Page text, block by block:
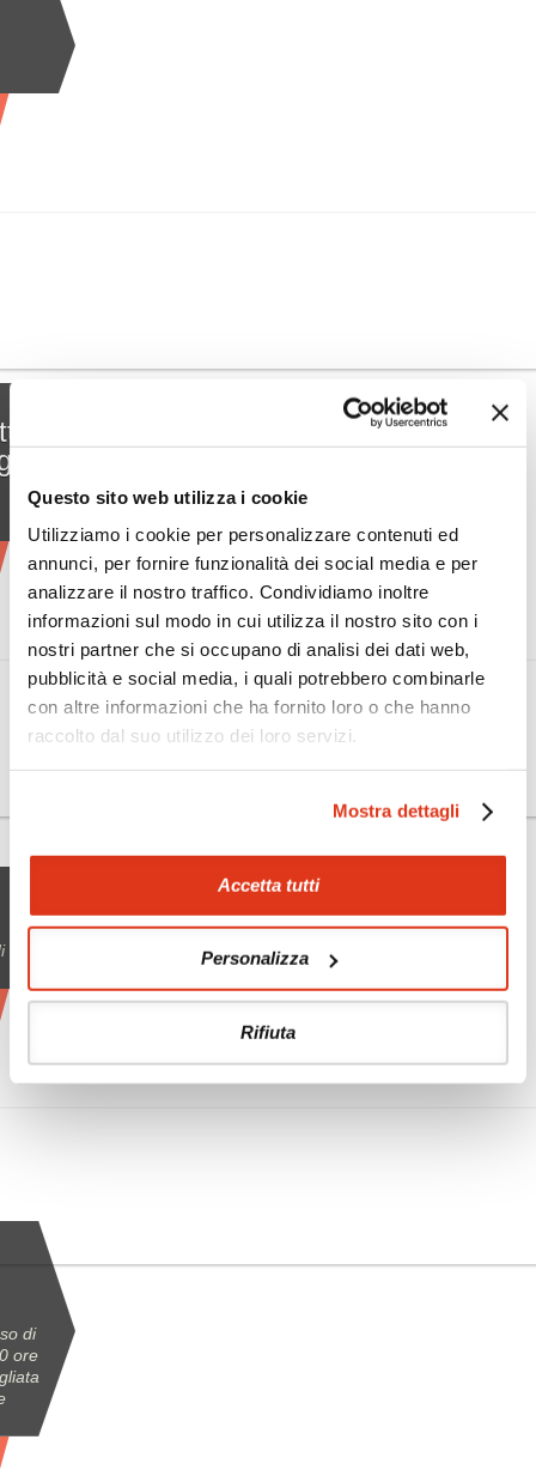
Questo sito web utilizza i cookie
Utilizziamo i cookie per personalizzare contenuti ed
annunci, per fornire funzionalità dei social media e per
analizzare il nostro traffico. Condividiamo inoltre
informazioni sul modo in cui utilizza il nostro sito con i
nostri partner che si occupano di analisi dei dati web,
pubblicità e social media, i quali potrebbero combinarle
con altre informazioni che ha fornito loro o che hanno
raccolto dal suo utilizzo dei loro servizi.
Mostra dettagli
Accetta tutti
Personalizza
Rifiuta
di
ore